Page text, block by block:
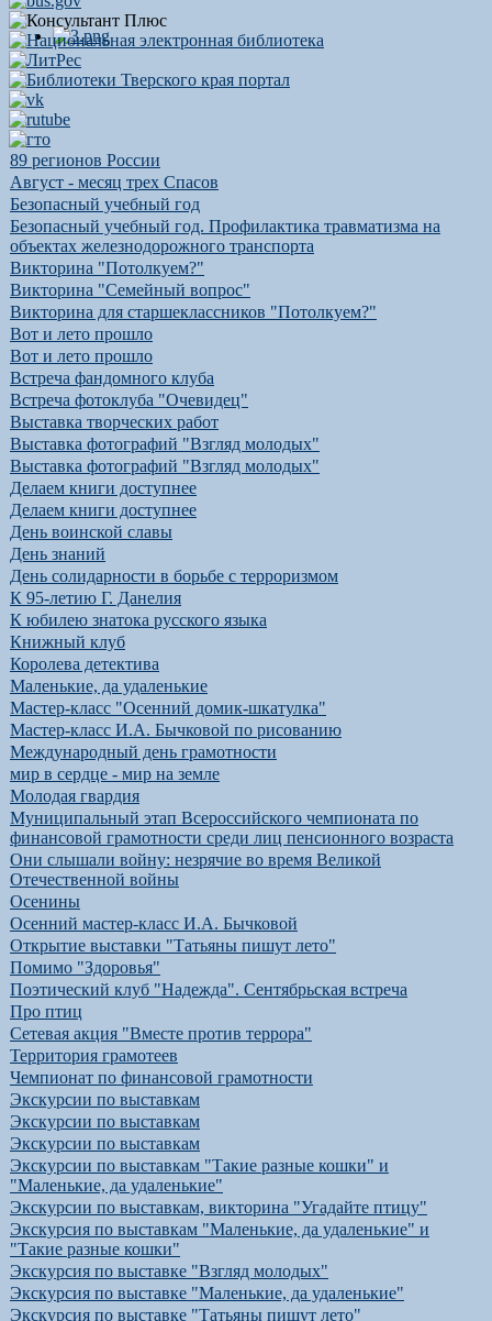
89 регионов России
Август - месяц трех Спасов
Безопасный учебный год
Безопасный учебный год. Профилактика травматизма на
объектах железнодорожного транспорта
Викторина "Потолкуем?"
Викторина "Семейный вопрос"
Викторина для старшеклассников "Потолкуем?"
Вот и лето прошло
Вот и лето прошло
Встреча фандомного клуба
Встреча фотоклуба "Очевидец"
Выставка творческих работ
Выставка фотографий "Взгляд молодых"
Выставка фотографий "Взгляд молодых"
Делаем книги доступнее
Делаем книги доступнее
День воинской славы
День знаний
День солидарности в борьбе с терроризмом
К 95-летию Г. Данелия
К юбилею знатока русского языка
Книжный клуб
Королева детектива
Маленькие, да удаленькие
Мастер-класс "Осенний домик-шкатулка"
Мастер-класс И.А. Бычковой по рисованию
Международный день грамотности
мир в сердце - мир на земле
Молодая гвардия
Муниципальный этап Всероссийского чемпионата по
финансовой грамотности среди лиц пенсионного возраста
Они слышали войну: незрячие во время Великой
Отечественной войны
Осенины
Осенний мастер-класс И.А. Бычковой
Открытие выставки "Татьяны пишут лето"
Помимо "Здоровья"
Поэтический клуб "Надежда". Сентябрьская встреча
Про птиц
Сетевая акция "Вместе против террора"
Территория грамотеев
Чемпионат по финансовой грамотности
Экскурсии по выставкам
Экскурсии по выставкам
Экскурсии по выставкам
Экскурсии по выставкам "Такие разные кошки" и
"Маленькие, да удаленькие"
Экскурсии по выставкам, викторина "Угадайте птицу"
Экскурсия по выставкам "Маленькие, да удаленькие" и
"Такие разные кошки"
Экскурсия по выставке "Взгляд молодых"
Экскурсия по выставке "Маленькие, да удаленькие"
Экскурсия по выставке "Татьяны пишут лето"